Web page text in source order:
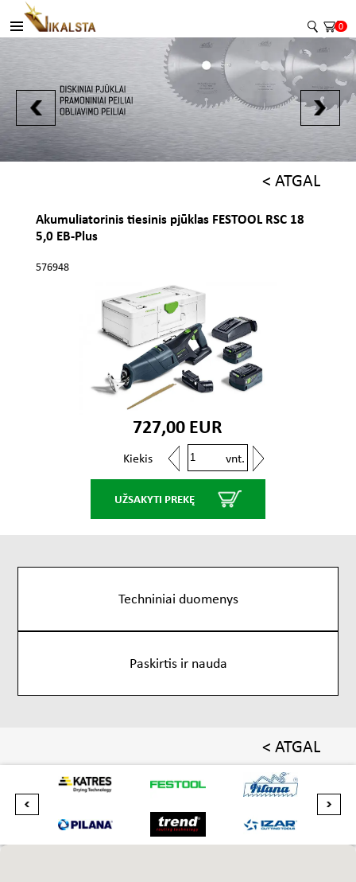
0
< ATGAL
Akumuliatorinis tiesinis pjūklas FESTOOL RSC 18
5,0 EB-Plus
576948
727,00 EUR
Kiekis vnt.
UŽSAKYTI PREKĘ
Techniniai duomenys
Paskirtis ir nauda
< ATGAL